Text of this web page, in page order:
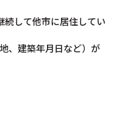
続して他市に居住してい
、建築年月日など）が